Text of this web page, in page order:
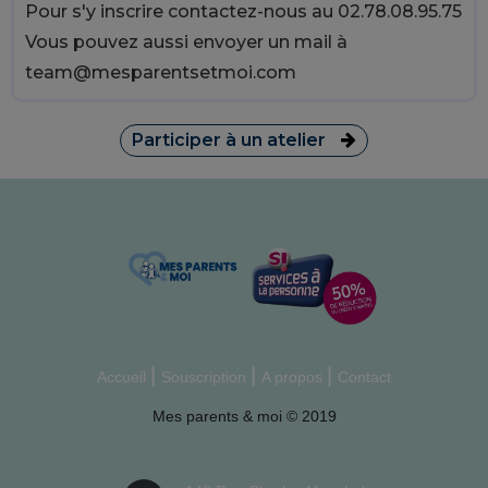
Pour s'y inscrire contactez-nous au 02.78.08.95.75
Vous pouvez aussi envoyer un mail à
team@mesparentsetmoi.com
Participer à un atelier
Accueil Souscription A propos Contact
Mes parents & moi © 2019